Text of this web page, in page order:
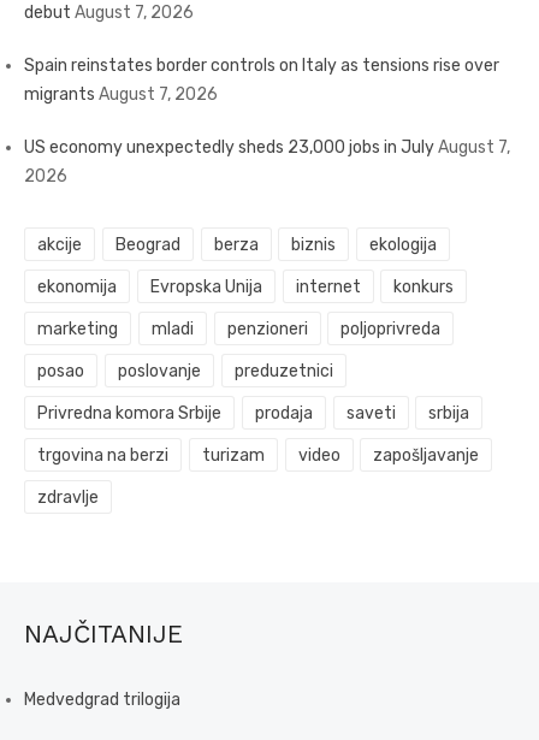
debut August 7, 2026
Spain reinstates border controls on Italy as tensions rise over
migrants August 7, 2026
US economy unexpectedly sheds 23,000 jobs in JulyAugust 7,
2026
akcije Beograd berza biznis ekologija
ekonomija Evropska Unija internet konkurs
marketing mladi penzioneri poljoprivreda
posao poslovanje preduzetnici
Privredna komora Srbije prodaja saveti srbija
trgovina na berzi turizam video zapošljavanje
zdravlje
NAJČITANIJE
Medvedgrad trilogija